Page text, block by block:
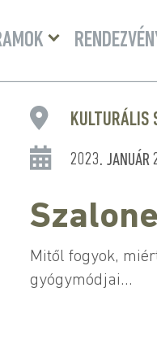
Menü
lenyitása
KULTURÁLIS
2023. JANUÁR
Mitől fogyok,
gyógymódjai...